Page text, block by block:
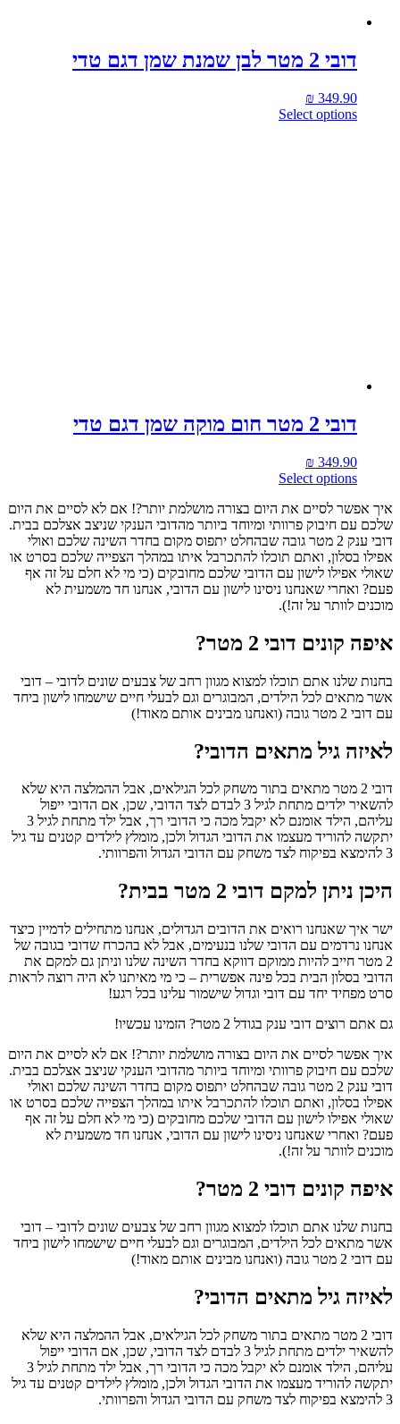
דובי 2 מטר לבן שמנת שמן דגם טדי
₪ 349.90
Select options
דובי 2 מטר חום מוקה שמן דגם טדי
₪ 349.90
Select options
איך אפשר לסיים את היום בצורה מושלמת יותר?! אם לא לסיים את היום
שלכם עם חיבוק פרוותי ומיוחד ביותר מהדובי הענקי שניצב אצלכם בבית.
דובי ענק 2 מטר גובה שבהחלט יתפוס מקום בחדר השינה שלכם ואולי
אפילו בסלון, ואתם תוכלו להתכרבל איתו במהלך הצפייה שלכם בסרט או
שאולי אפילו לישון עם הדובי שלכם מחובקים (כי מי לא חלם על זה אף
פעם? ואחרי שאנחנו ניסינו לישון עם הדובי, אנחנו חד משמעית לא
מוכנים לוותר על זה!).
איפה קונים דובי 2 מטר?
בחנות שלנו אתם תוכלו למצוא מגוון רחב של צבעים שונים לדובי – דובי
אשר מתאים לכל הילדים, המבוגרים וגם לבעלי חיים שישמחו לישון ביחד
עם דובי 2 מטר גובה (ואנחנו מבינים אותם מאוד!)
לאיזה גיל מתאים הדובי?
דובי 2 מטר מתאים בתור משחק לכל הגילאים, אבל ההמלצה היא שלא
להשאיר ילדים מתחת לגיל 3 לבדם לצד הדובי, שכן, אם הדובי ייפול
עליהם, הילד אומנם לא יקבל מכה כי הדובי רך, אבל ילד מתחת לגיל 3
יתקשה להוריד מעצמו את הדובי הגדול ולכן, מומלץ לילדים קטנים עד גיל
3 להימצא בפיקוח לצד משחק עם הדובי הגדול והפרוותי.
היכן ניתן למקם דובי 2 מטר בבית?
ישר איך שאנחנו רואים את הדובים הגדולים, אנחנו מתחילים לדמיין כיצד
אנחנו נרדמים עם הדובי שלנו בנעימים, אבל לא בהכרח שדובי בגובה של
2 מטר חייב להיות ממוקם דווקא בחדר השינה שלנו וניתן גם למקם את
הדובי בסלון הבית בכל פינה אפשרית – כי מי מאיתנו לא היה רוצה לראות
סרט מפחיד יחד עם דובי וגדול שישמור עלינו בכל רגע!
גם אתם רוצים דובי ענק בגודל 2 מטר? הזמינו עכשיו!
איך אפשר לסיים את היום בצורה מושלמת יותר?! אם לא לסיים את היום
שלכם עם חיבוק פרוותי ומיוחד ביותר מהדובי הענקי שניצב אצלכם בבית.
דובי ענק 2 מטר גובה שבהחלט יתפוס מקום בחדר השינה שלכם ואולי
אפילו בסלון, ואתם תוכלו להתכרבל איתו במהלך הצפייה שלכם בסרט או
שאולי אפילו לישון עם הדובי שלכם מחובקים (כי מי לא חלם על זה אף
פעם? ואחרי שאנחנו ניסינו לישון עם הדובי, אנחנו חד משמעית לא
מוכנים לוותר על זה!).
איפה קונים דובי 2 מטר?
בחנות שלנו אתם תוכלו למצוא מגוון רחב של צבעים שונים לדובי – דובי
אשר מתאים לכל הילדים, המבוגרים וגם לבעלי חיים שישמחו לישון ביחד
עם דובי 2 מטר גובה (ואנחנו מבינים אותם מאוד!)
לאיזה גיל מתאים הדובי?
דובי 2 מטר מתאים בתור משחק לכל הגילאים, אבל ההמלצה היא שלא
להשאיר ילדים מתחת לגיל 3 לבדם לצד הדובי, שכן, אם הדובי ייפול
עליהם, הילד אומנם לא יקבל מכה כי הדובי רך, אבל ילד מתחת לגיל 3
יתקשה להוריד מעצמו את הדובי הגדול ולכן, מומלץ לילדים קטנים עד גיל
3 להימצא בפיקוח לצד משחק עם הדובי הגדול והפרוותי.